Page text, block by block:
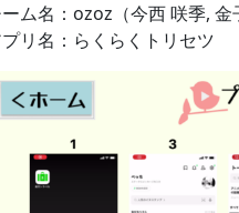
ム名：ozoz（今西 咲季,
リ名：らくらくトリセツ